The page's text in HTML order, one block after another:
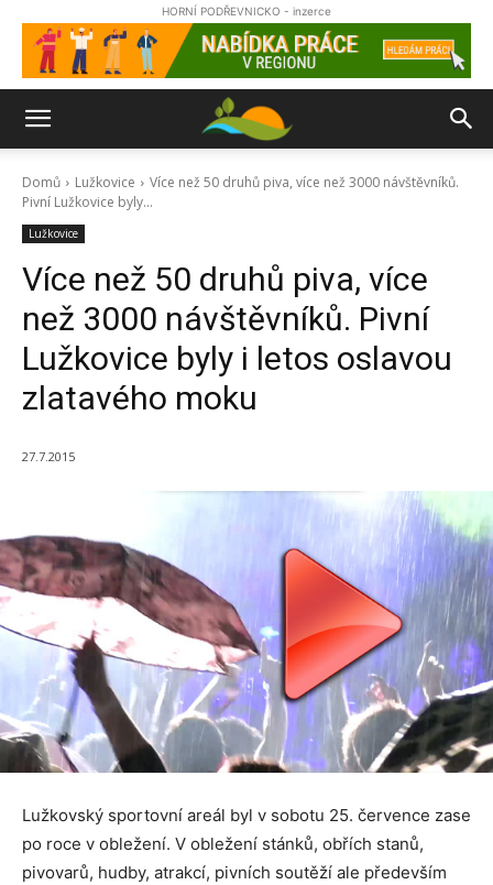
HORNÍ PODŘEVNICKO - inzerce
Domů Lužkovice
Více než 50 druhů piva, více než 3000 návštěvníků.
Pivní Lužkovice byly...
Lužkovice
Více než 50 druhů piva, více
než 3000 návštěvníků. Pivní
Lužkovice byly i letos oslavou
zlatavého moku
27.7.2015
Lužkovský sportovní areál byl v sobotu 25. července zase
po roce v obležení. V obležení stánků, obřích stanů,
pivovarů, hudby, atrakcí, pivních soutěží ale především